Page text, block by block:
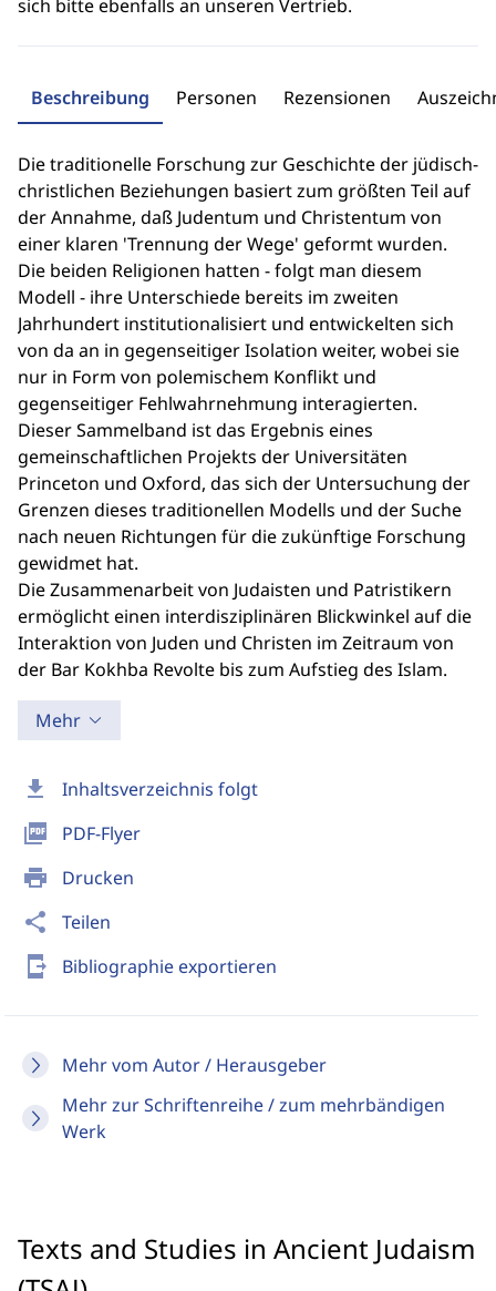
download Inhaltsverzeichnis folgt
picture_as_pdf PDF-Flyer
print Drucken
share Teilen
send_to_mobile Bibliographie exportieren
Mehr vom Autor / Herausgeber
Mehr zur Schriftenreihe / zum mehrbändigen
Werk
sich bitte ebenfalls an unseren Vertrieb.
Beschreibung Personen Rezensionen
Die traditionelle Forschung zur Geschichte der jüdisch-
christlichen Beziehungen basiert zum größten Teil auf
der Annahme, daß Judentum und Christentum von
einer klaren 'Trennung der Wege' geformt wurden.
Die beiden Religionen hatten - folgt man diesem
Modell - ihre Unterschiede bereits im zweiten
Jahrhundert institutionalisiert und entwickelten sich
von da an in gegenseitiger Isolation weiter, wobei sie
nur in Form von polemischem Konflikt und
gegenseitiger Fehlwahrnehmung interagierten.
Dieser Sammelband ist das Ergebnis eines
gemeinschaftlichen Projekts der Universitäten
Princeton und Oxford, das sich der Untersuchung der
Grenzen dieses traditionellen Modells und der Suche
nach neuen Richtungen für die zukünftige Forschung
gewidmet hat.
Die Zusammenarbeit von Judaisten und Patristikern
ermöglicht einen interdisziplinären Blickwinkel auf die
Interaktion von Juden und Christen im Zeitraum von
der Bar Kokhba Revolte bis zum Aufstieg des Islam.
Mehr
Texts and Studies in Ancient Judaism